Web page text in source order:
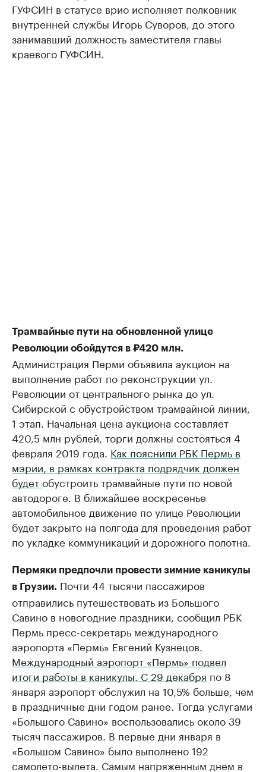
ГУФСИН в статусе врио исполняет полковник
внутренней службы Игорь Суворов, до этого
занимавший должность заместителя главы
краевого ГУФСИН.
Трамвайные пути на обновленной улице
Революции обойдутся в ₽420 млн.
Администрация Перми объявила аукцион на
выполнение работ по реконструкции ул.
Революции от центрального рынка до ул.
Сибирской с обустройством трамвайной линии,
1 этап. Начальная цена аукциона составляет
420,5 млн рублей, торги должны состояться 4
февраля 2019 года. Как пояснили РБК Пермь в
мэрии, в рамках контракта подрядчик должен
будетобустроить трамвайные пути по новой
автодороге. В ближайшее воскресенье
автомобильное движение по улице Революции
будет закрыто на полгода для проведения работ
по укладке коммуникаций и дорожного полотна.
Пермяки предпочли провести зимние каникулы
в Грузии. Почти 44 тысячи пассажиров
отправились путешествовать из Большого
Савино в новогодние праздники, сообщил РБК
Пермь пресс-секретарь международного
аэропорта «Пермь» Евгений Кузнецов.
Международный аэропорт «Пермь» подвел
итоги работы в каникулы. С 29 декабря по 8
января аэропорт обслужил на 10,5% больше, чем
в праздничные дни годом ранее. Тогда услугами
«Большого Савино» воспользовались около 39
тысяч пассажиров. В первые дни января в
«Большом Савино» было выполнено 192
самолето-вылета. Самым напряженным днем в